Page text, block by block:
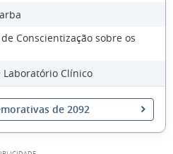
Conscientização sobre os
Laboratório Clínico
de 2092